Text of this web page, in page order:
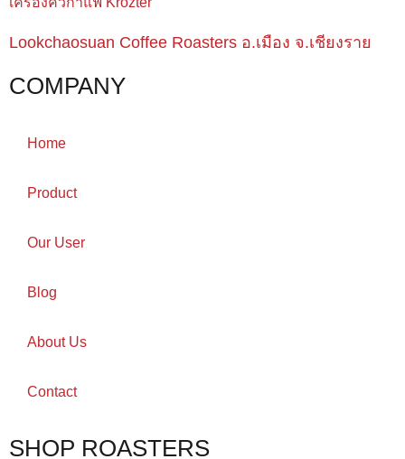
Lookchaosuan Coffee Roasters อ.เมือง จ.เชียงราย
COMPANY
Home
Product
Our User
Blog
About Us
Contact
SHOP ROASTERS